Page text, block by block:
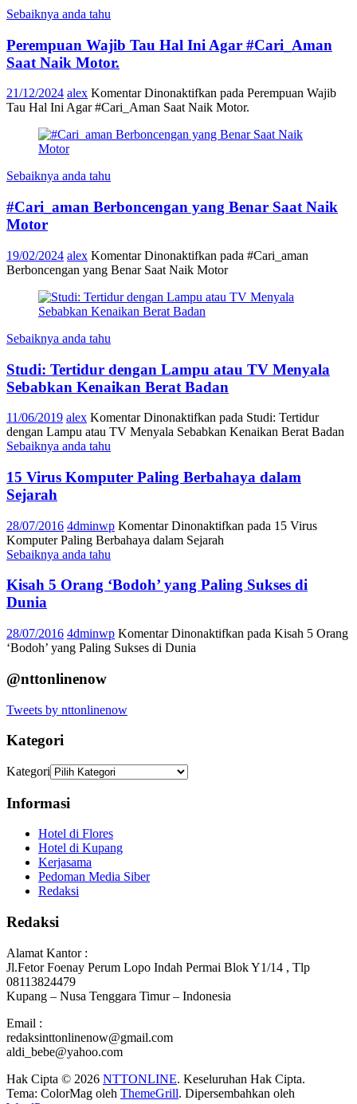
Sebaiknya anda tahu
Perempuan Wajib Tau Hal Ini Agar #Cari_Aman
Saat Naik Motor.
21/12/2024 alex Komentar Dinonaktifkan pada Perempuan Wajib
Tau Hal Ini Agar #Cari_Aman Saat Naik Motor.
Sebaiknya anda tahu
#Cari_aman Berboncengan yang Benar Saat Naik
Motor
19/02/2024 alex Komentar Dinonaktifkan pada #Cari_aman
Berboncengan yang Benar Saat Naik Motor
Sebaiknya anda tahu
Studi: Tertidur dengan Lampu atau TV Menyala
Sebabkan Kenaikan Berat Badan
11/06/2019 alex Komentar Dinonaktifkan pada Studi: Tertidur
dengan Lampu atau TV Menyala Sebabkan Kenaikan Berat Badan
Sebaiknya anda tahu
15 Virus Komputer Paling Berbahaya dalam
Sejarah
28/07/2016 4dminwp Komentar Dinonaktifkan pada 15 Virus
Komputer Paling Berbahaya dalam Sejarah
Sebaiknya anda tahu
Kisah 5 Orang ‘Bodoh’ yang Paling Sukses di
Dunia
28/07/2016 4dminwp Komentar Dinonaktifkan pada Kisah 5 Orang
‘Bodoh’ yang Paling Sukses di Dunia
@nttonlinenow
Tweets by nttonlinenow
Kategori
Kategori
Informasi
Hotel di Flores
Hotel di Kupang
Kerjasama
Pedoman Media Siber
Redaksi
Redaksi
Alamat Kantor :
Jl.Fetor Foenay Perum Lopo Indah Permai Blok Y1/14 , Tlp
08113824479
Kupang – Nusa Tenggara Timur – Indonesia
Email :
redaksinttonlinenow@gmail.com
aldi_bebe@yahoo.com
Hak Cipta © 2026 NTTONLINE. Keseluruhan Hak Cipta.
Tema: ColorMag oleh ThemeGrill. Dipersembahkan oleh